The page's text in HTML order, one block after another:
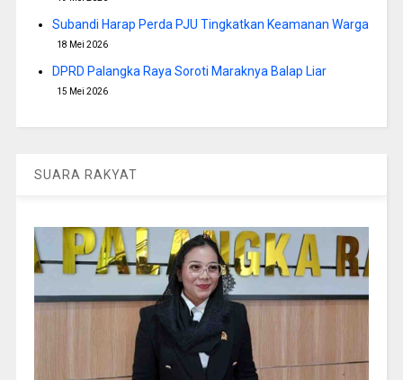
Subandi Harap Perda PJU Tingkatkan Keamanan Warga
18 Mei 2026
DPRD Palangka Raya Soroti Maraknya Balap Liar
15 Mei 2026
SUARA RAKYAT